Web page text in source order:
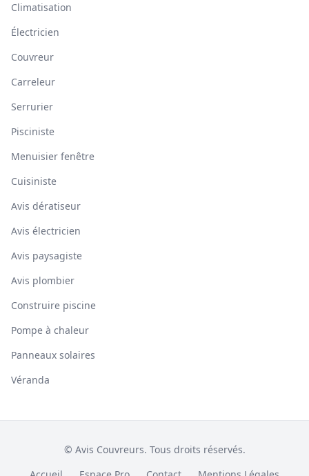
Climatisation
Électricien
Couvreur
Carreleur
Serrurier
Pisciniste
Menuisier fenêtre
Cuisiniste
Avis dératiseur
Avis électricien
Avis paysagiste
Avis plombier
Construire piscine
Pompe à chaleur
Panneaux solaires
Véranda
© Avis Couvreurs. Tous droits réservés.